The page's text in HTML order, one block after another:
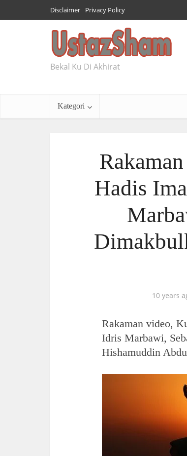
Disclaimer Privacy Policy
Bekal Ku Di Akhirat
Kategori
Hadis
10 years
Rakaman video,
Idris Marbawi,
Hishamuddin